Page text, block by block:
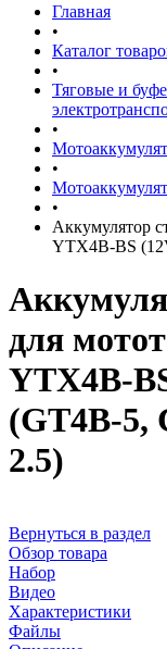
Главная
•
Каталог
•
Тяговые и
•
•
•
Аккумулятор
YTX4B-BS
для
YTX4B-
(GT4B-5,
2.5)
Вернуться в раздел
Обзор товара
Набор
Видео
Характеристики
Файлы